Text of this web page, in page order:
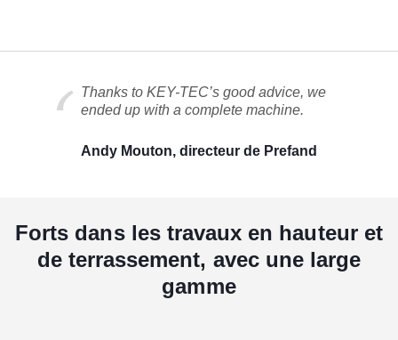
Thanks to KEY-TEC’s good advice, we
ended up with a complete machine.
Andy Mouton, directeur de Prefand
Forts dans les travaux en hauteur et
de terrassement, avec une large
gamme